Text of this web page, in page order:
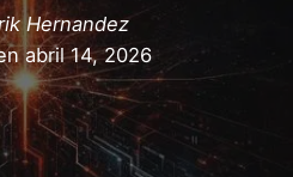
Hernandez
abril 14, 2026